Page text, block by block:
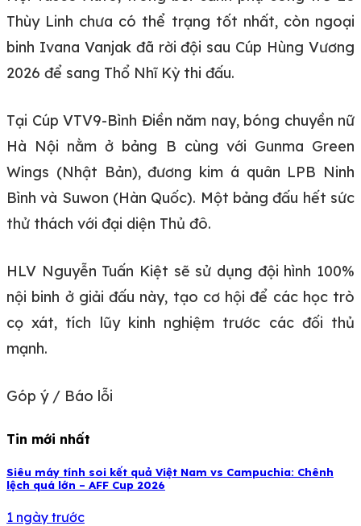
Thùy Linh chưa có thể trạng tốt nhất, còn ngoại
binh Ivana Vanjak đã rời đội sau Cúp Hùng Vương
2026 để sang Thổ Nhĩ Kỳ thi đấu.
Tại Cúp VTV9-Bình Điền năm nay, bóng chuyền nữ
Hà Nội nằm ở bảng B cùng với Gunma Green
Wings (Nhật Bản), đương kim á quân LPB Ninh
Bình và Suwon (Hàn Quốc). Một bảng đấu hết sức
thử thách với đại diện Thủ đô.
HLV Nguyễn Tuấn Kiệt sẽ sử dụng đội hình 100%
nội binh ở giải đấu này, tạo cơ hội để các học trò
cọ xát, tích lũy kinh nghiệm trước các đối thủ
mạnh.
Góp ý / Báo lỗi
Tin mới nhất
Siêu máy tính soi kết quả Việt Nam vs Campuchia: Chênh
lệch quá lớn – AFF Cup 2026
1 ngày trước